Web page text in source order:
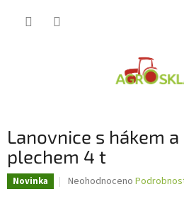
Lanovnice s hákem
plechem 4 t
Novinka
Průměrné
Neohodnoceno